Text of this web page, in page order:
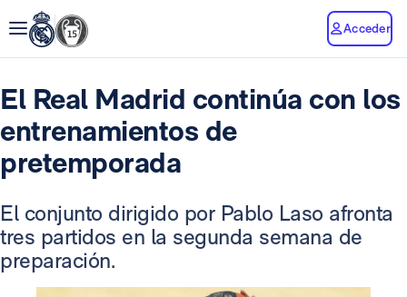
Acceder
El Real Madrid continúa con los
entrenamientos de
pretemporada
El conjunto dirigido por Pablo Laso afronta
tres partidos en la segunda semana de
preparación.